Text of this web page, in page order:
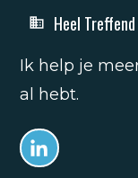
Heel Treffend
Ik help je
al hebt.